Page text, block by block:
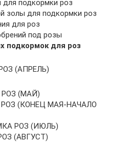
для подкормки роз
золы для подкормки роз
для роз
под розы
подкормок для роз
(АПРЕЛЬ)
(МАЙ)
(КОНЕЦ МАЯ-НАЧАЛО
РОЗ (ИЮЛЬ)
(АВГУСТ)